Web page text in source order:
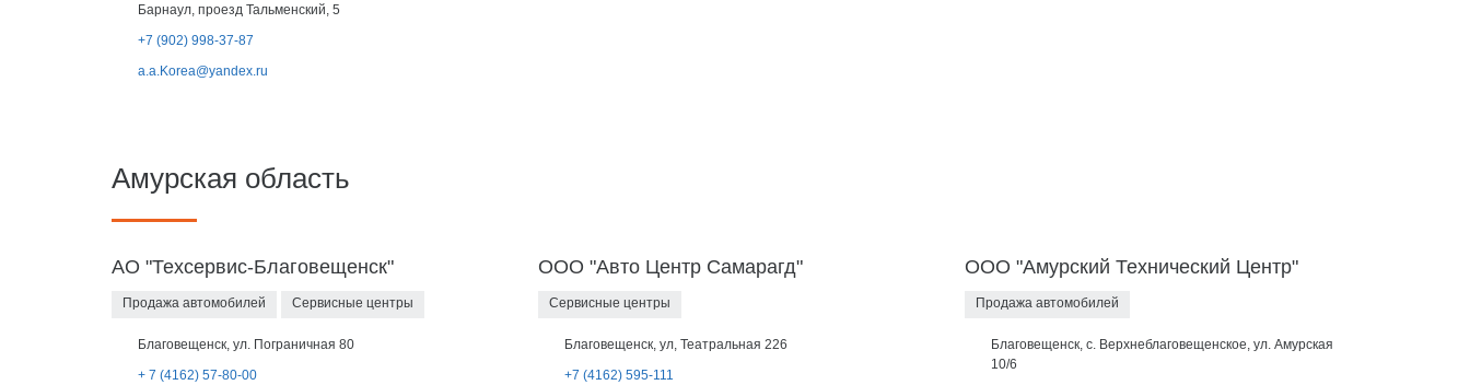
Барнаул, проезд Тальменский, 5
+7 (902) 998-37-87
a.a.Korea@yandex.ru
Амурская область
АО "Техсервис-Благовещенск"
Продажа автомобилей Сервисные центры
Благовещенск, ул. Пограничная 80
+ 7 (4162) 57-80-00
ООО "Авто Центр Самарагд"
Сервисные центры
Благовещенск, ул, Театральная 226
+7 (4162) 595-111
ООО "Амурский Технический Центр"
Продажа автомобилей
Благовещенск, с. Верхнеблаговещенское, ул. Амурская
10/6